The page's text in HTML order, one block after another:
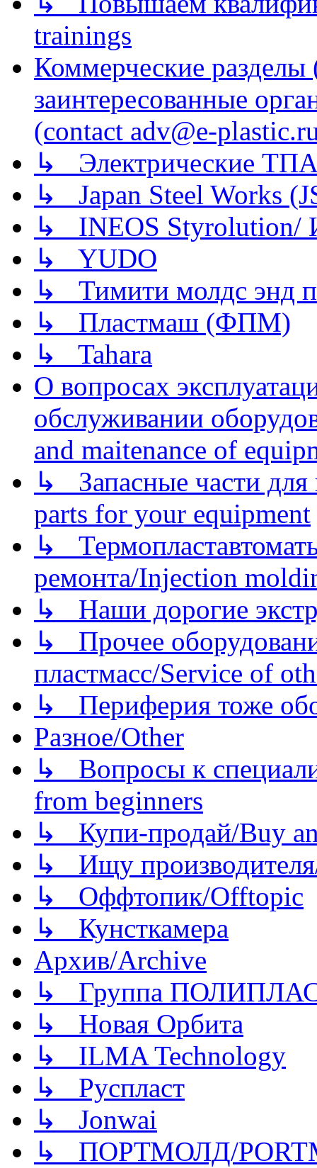
trainings
Коммерческие
заинтересованные
(contact adv@e-
↳ Электрические
↳ Japan Steel Works
↳ INEOS
↳ YUDO
↳ Тимити молдс энд
↳ Пластмаш (ФПМ)
↳ Tahara
О вопросах
обслуживании
and maitenance of
↳ Запасные части для
parts for your equipment
↳
ремонта/Injection
↳ Наши дорогие
↳ Прочее
пластмасс/Service of
↳ Периферия тоже
Разное/Other
↳ Вопросы к
from beginners
↳ Купи-продай/Buy
↳ Ищу
↳ Оффтопик/Offtopic
↳ Кунсткамера
Архив/Archive
↳ Группа
↳ Новая Орбита
↳ ILMA Technology
↳ Руспласт
↳ Jonwai
↳ ПОРТМОЛД/